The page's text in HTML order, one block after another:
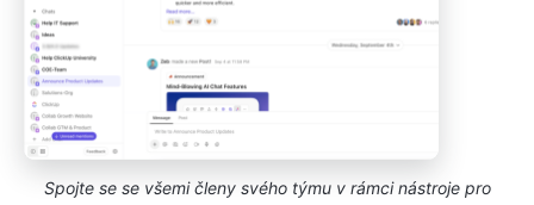
Spojte se se všemi členy svého týmu v rámci nástroje pro